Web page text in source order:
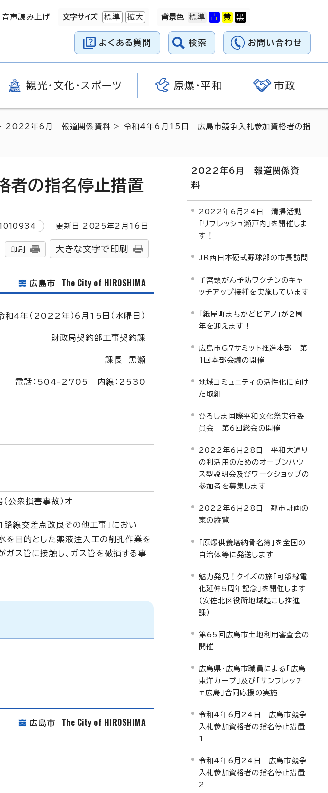
音声読み上げ 文字サイズ 標準 拡大 背景色
よくある質問 検索 お問い合わせ
観光・文化・スポーツ 原爆・平和 市政
2022年6月 報道関係資料 > 令和4年6月15日 広島市競争入札参加資格者の指
の指名停止措置
更新日 2025年2月 16 日
印刷 大きな文字で印刷
広島市 The City of HIROSHIMA
和4年（2022年）6月15日（水曜日）
財政局契約部工事契約課
課長 黒瀬
電話：504-2705 内線：2530
公衆損害事故）オ
路線交差点改良その他工事」におい
目的とした薬液注入工の削孔作業を
ガス管に接触し、ガス管を破損する事
広島市 The City of HIROSHIMA
2022年6月 報道関係資
料
2022年6月24日 清掃活動
「リフレッシュ瀬戸内」を開催しま
す！
JR西日本硬式野球部の市長訪問
子宮頸がん予防ワクチンのキャ
ッチアップ接種を実施しています
「紙屋町まちかどピアノ」が2周
年を迎えます！
広島市G7サミット推進本部 第
1回本部会議の開催
地域コミュニティの活性化に向け
た取組
ひろしま国際平和文化祭実行委
員会 第6回総会の開催
2022年6月28日 平和大通り
の利活用のためのオープンハウ
ス型説明会及びワークショップの
参加者を募集します
2022年6月28日 都市計画の
案の縦覧
「原爆供養塔納骨名簿」を全国の
自治体等に発送します
魅力発見！クイズの旅「可部線電
化延伸5周年記念」を開催します
（安佐北区役所地域起こし推進
課）
第65回広島市土地利用審査会の
開催
広島県・広島市職員による「広島
東洋カープ」及び「サンフレッチ
ェ広島」合同応援の実施
令和4年6月24日 広島市競争
入札参加資格者の指名停止措置
1
令和4年6月24日 広島市競争
入札参加資格者の指名停止措置
2